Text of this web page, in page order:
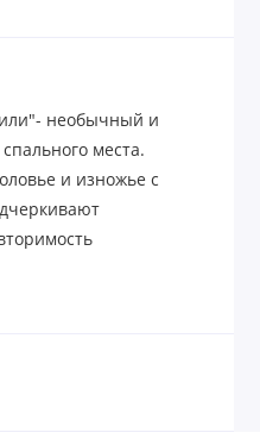
необычный и
места.
и изножье с